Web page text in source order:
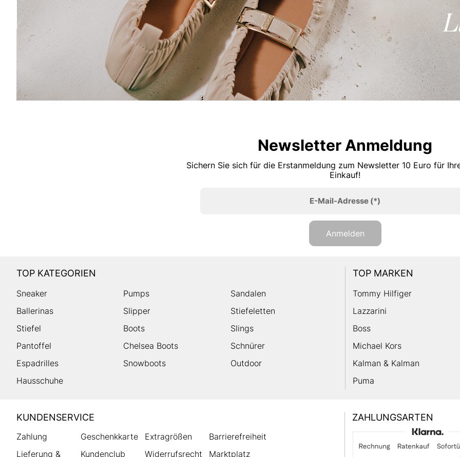
Newsletter Anmeldung
Sichern Sie sich für die Erstanmeldung zum Newsletter 10 Euro für
Einkauf!
E-Mail-Adresse(*)
Anmelden
TOP KATEGORIEN
Sneaker Pumps
Sandalen
Ballerinas
Slipper
Stiefeletten
Stiefel
Boots
Slings
Pantoffel
Chelsea Boots
Schnürer
Espadrilles
Snowboots
Outdoor
Hausschuhe
TOP MARKEN
Tommy Hilfiger
Lazzarini
Boss
Michael Kors
Kalman & Kalman
Puma
HUMANIC
Footer
KUNDENSERVICE
Zahlung
Lieferung &
Geschenkkarte
Kundenclub
Extragrößen
Widerrufsrecht
Barrierefreiheit
Marktplatz
ZAHLUNGSARTEN